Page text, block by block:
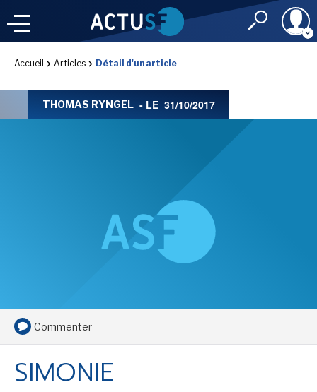
Mot de passe
LES UTOPIALES 2025
Accueil Articles Détail d'un article
THOMAS RYNGEL - LE 31/10/2017
Commenter
SIMONIE